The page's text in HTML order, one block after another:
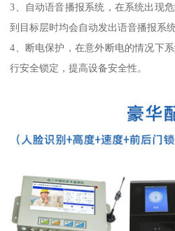
3、自动语音播报系统，在系统出现
到目标层时均会自动发出语音播报系
4、断电保护，在意外断电的情况下
行安全锁定，提高设备安全性。